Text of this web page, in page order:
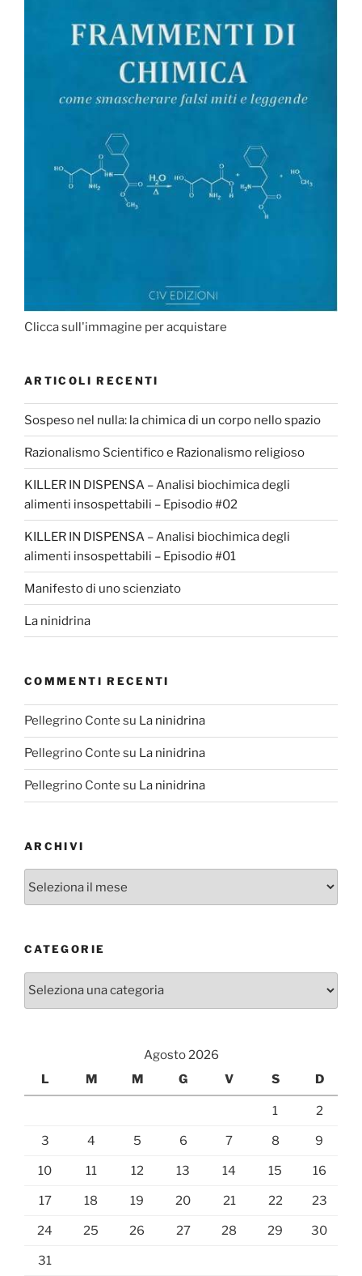
Clicca sull'immagine per acquistare
ARTICOLI RECENTI
Sospeso nel nulla: la chimica di un corpo nello spazio
Razionalismo Scientifico e Razionalismo religioso
KILLER IN DISPENSA – Analisi biochimica degli
alimenti insospettabili – Episodio #02
KILLER IN DISPENSA – Analisi biochimica degli
alimenti insospettabili – Episodio #01
Manifesto di uno scienziato
La ninidrina
COMMENTI RECENTI
Pellegrino Conte su La ninidrina
Pellegrino Conte su La ninidrina
Pellegrino Conte su La ninidrina
ARCHIVI
CATEGORIE
Categorie
Agosto 2026
L
M M G V S D
1 2
3 4 5 6 7 8 9
10 11 12 13 14 15 16
17 18 19 20 21 22 23
24 25 26 27 28 29 30
31